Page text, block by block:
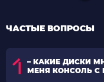
ЧАСТЫЕ ВОПРОСЫ
– КАКИЕ ДИСКИ
МЕНЯ КОНСОЛЬ С